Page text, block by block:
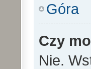
Góra
Czy
Nie.